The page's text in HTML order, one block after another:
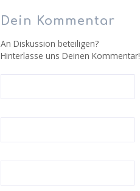
Dein Kommentar
An Diskussion beteiligen?
Hinterlasse uns Deinen Kommentar!